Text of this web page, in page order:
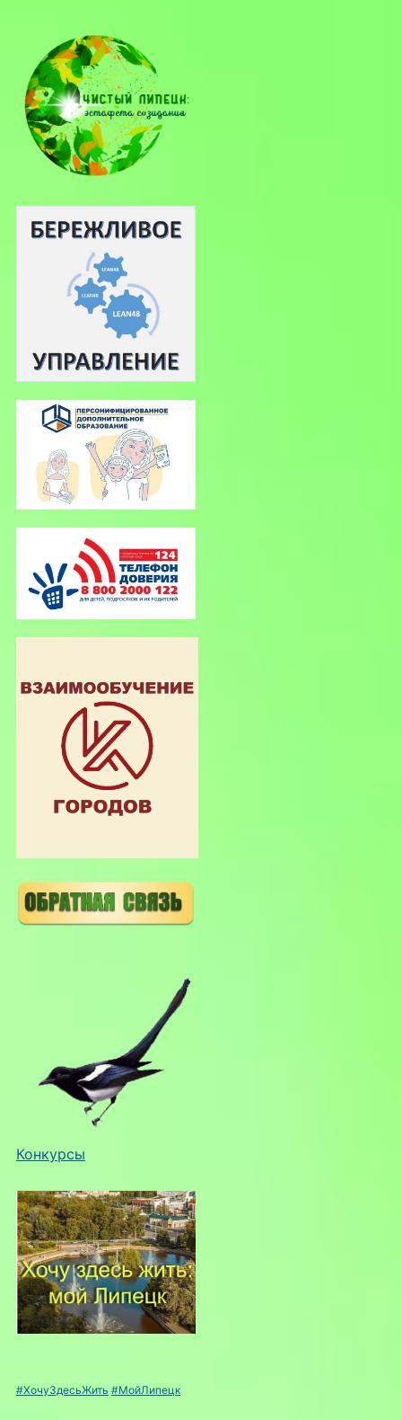
Конкурсы
#ХочуЗдесьЖить #МойЛипецк